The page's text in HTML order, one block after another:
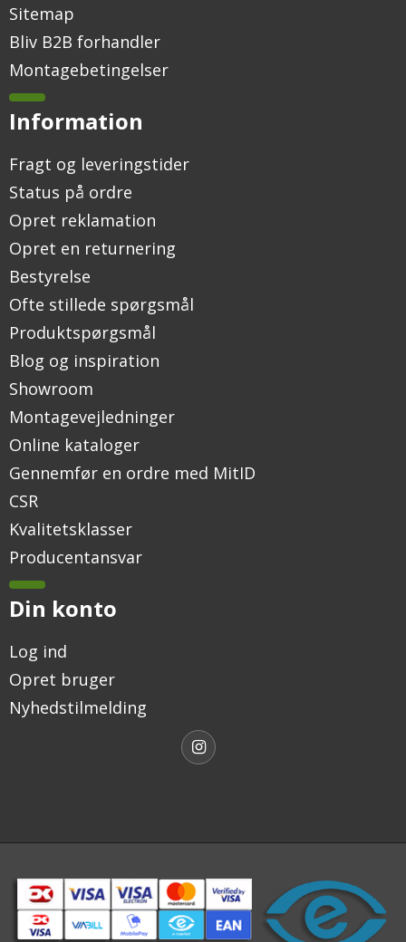
Sitemap
Bliv B2B forhandler
Montagebetingelser
Information
Fragt og leveringstider
Status på ordre
Opret reklamation
Opret en returnering
Bestyrelse
Ofte stillede spørgsmål
Produktspørgsmål
Blog og inspiration
Showroom
Montagevejledninger
Online kataloger
Gennemfør en ordre med MitID
CSR
Kvalitetsklasser
Producentansvar
Din konto
Log ind
Opret bruger
Nyhedstilmelding